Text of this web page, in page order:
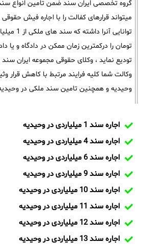
گروه تخصصی ایران سند ضمن تامین انواع
میتواند قرارهای کفالت را با اجاره فیش
تومان را درکمترین زمان ممکن در دادگاه و یا
تودیع نماید ، وکلای حقوقی مجموعه ایران
وکالت شما کلیه فرایند مرتبط با کاهش قرار
وحیدیه و همچنین تامین سند ملکی در
اجاره سند 1 میلیاردی در وحیدیه
اجاره سند 4 میلیاردی در وحیدیه
اجاره سند 6 میلیاردی در وحیدیه
اجاره سند 9 میلیاردی در وحیدیه
اجاره سند 10 میلیاردی در وحیدیه
اجاره سند 11 میلیاردی در وحیدیه
اجاره سند 12 میلیاردی در وحیدیه
اجاره سند 13 میلیاردی در وحیدیه